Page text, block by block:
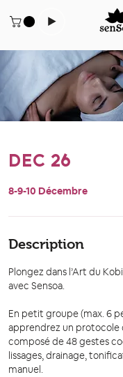
DEC 26
8-9-10 Décembre
Description
Plongez dans l’Art du
avec Sensoa.
En petit groupe (max. 6
apprendrez un protocole
composé de 48 gestes
lissages, drainage,
manuel.